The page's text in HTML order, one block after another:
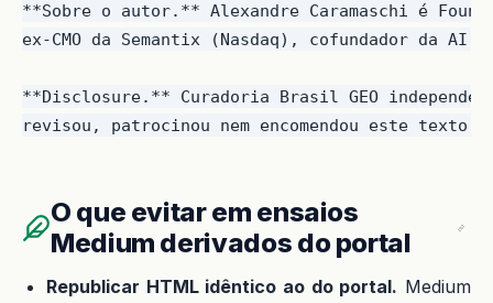
**Sobre o autor.** Alexandre Caramaschi é
ex-CMO da Semantix (Nasdaq), cofundador da AI
**Disclosure.** Curadoria Brasil GEO
O que evitar em ensaios
Medium derivados do portal
Republicar HTML idêntico ao do portal. Medium